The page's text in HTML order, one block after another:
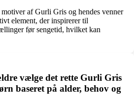
af Gurli Gris og hendes venner
element, der inspirerer til
før sengetid, hvilket kan
vælge det rette Gurli Gris
baseret på alder, behov og